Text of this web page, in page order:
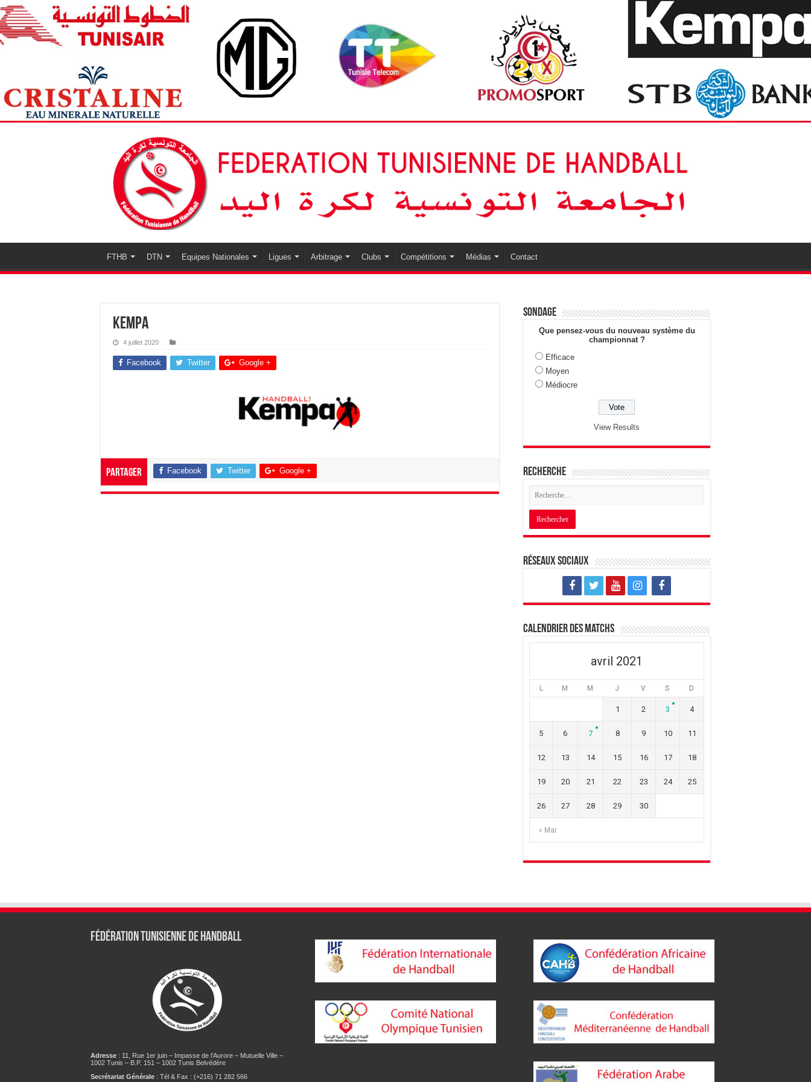
FTHB DTN Equipes Nationales Ligues Arbitrage Clubs Compétitions Médias Contact
kempa
4 juillet 2020
Facebook Twitter Google +
Partager Facebook Twitter Google +
Sondage
Que pensez-vous du nouveau système du
championnat ?
Efficace
Moyen
Médiocre
View Results
Recherche
Réseaux sociaux
Calendrier des matchs
avril 2021
L M M J V S D
« Mar
1 2 3 4
5 6 7 8 9 10 11
12 13 14 15 16 17 18
19 20 21 22 23 24 25
26 27 28 29 30
Fédération tunisienne de Handball
Adresse: 11, Rue 1er juin – Impasse de l’Aurore – Mutuelle Ville –
1002 Tunis – B.P. 151 – 1002 Tunis Belvédère
Secrétariat Générale: Tél & Fax : (+216) 71 282 566